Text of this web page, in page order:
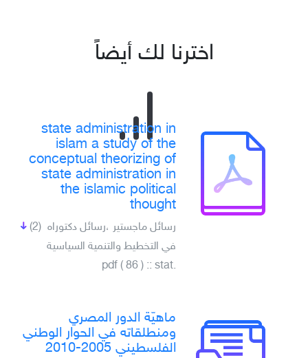
اخترنا لك أيضاً
state administration in
islam a study of the
conceptual theorizing of
state administration in
the islamic political
thought
(2) رسائل ماجستير ،رسائل دكتوراه
في التخطيط والتنمية السياسية
.pdf ( 86 ) :: stat
ماهيّة الدور المصري
ومنطلقاته في الحوار الوطني
الفلسطيني 2005-2010